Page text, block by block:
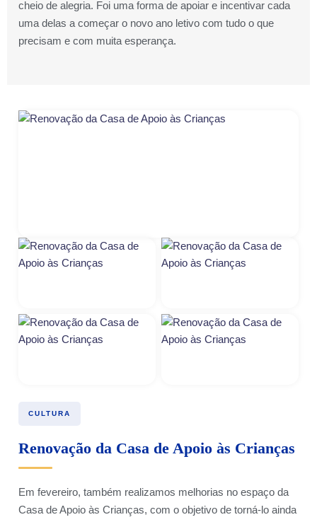
cheio de alegria. Foi uma forma de apoiar e incentivar cada
uma delas a começar o novo ano letivo com tudo o que
precisam e com muita esperança.
CULTURA
Renovação da Casa de Apoio às Crianças
Em fevereiro, também realizamos melhorias no espaço da
Casa de Apoio às Crianças, com o objetivo de torná-lo ainda